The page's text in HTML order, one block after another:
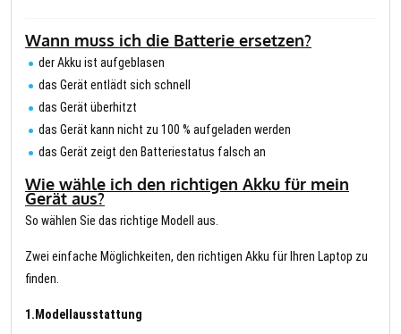
Wann muss ich die Batterie ersetzen?
der Akku ist aufgeblasen
das Gerät entlädt sich schnell
das Gerät überhitzt
das Gerät kann nicht zu 100 % aufgeladen werden
das Gerät zeigt den Batteriestatus falsch an
Wie wähle ich den richtigen Akku für mein
Gerät aus?
So wählen Sie das richtige Modell aus.
Zwei einfache Möglichkeiten, den richtigen Akku für Ihren Laptop zu
finden.
1.Modellausstattung